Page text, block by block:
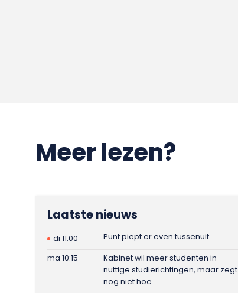
Meer lezen?
Laatste nieuws
di 11:00
Punt piept er even tussenuit
ma 10:15
Kabinet wil meer studenten in
nuttige studierichtingen, maar zegt
nog niet hoe